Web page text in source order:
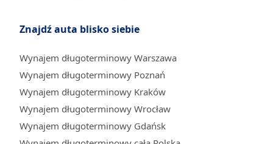
Znajdź auta blisko siebie
Wynajem długoterminowy Warszawa
Wynajem długoterminowy Poznań
Wynajem długoterminowy Kraków
Wynajem długoterminowy Wrocław
Wynajem długoterminowy Gdańsk